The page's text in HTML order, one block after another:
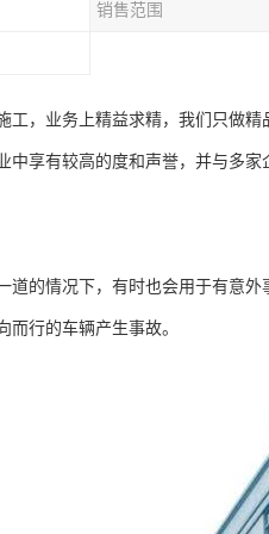
销售范围
，业务上精益求精，我们只做
享有较高的度和声誉，并与多
的情况下，有时也会用于有意外
行的车辆产生事故。